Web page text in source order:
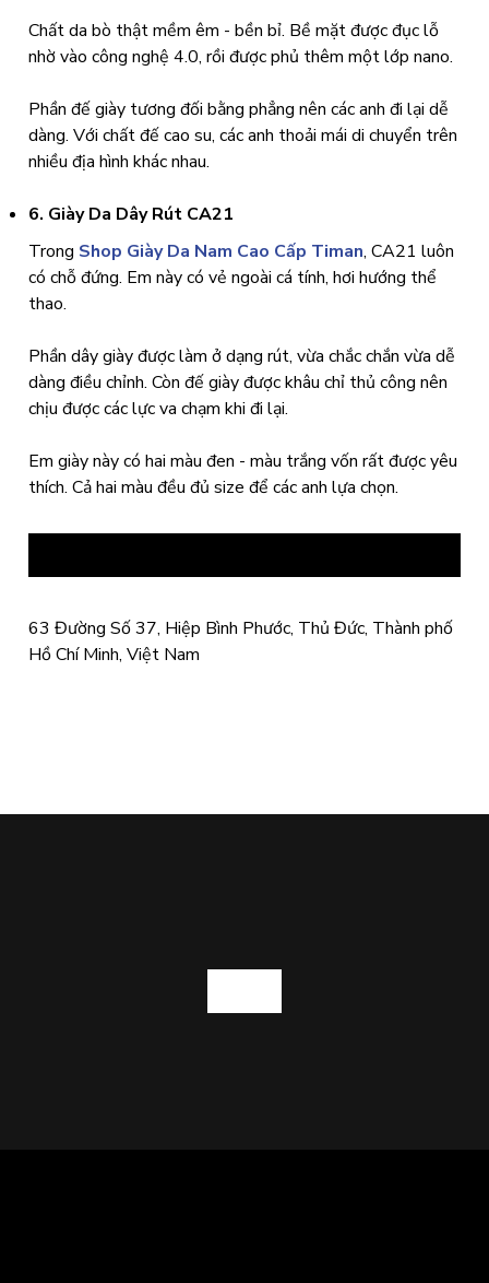
Chất da bò thật mềm êm - bền bỉ. Bề mặt được đục lỗ
nhờ vào công nghệ 4.0, rồi được phủ thêm một lớp nano.
Phần đế giày tương đối bằng phẳng nên các anh đi lại dễ
dàng. Với chất đế cao su, các anh thoải mái di chuyển trên
nhiều địa hình khác nhau.
6. Giày Da Dây Rút CA21
Trong Shop Giày Da Nam Cao Cấp Timan, CA21 luôn
có chỗ đứng. Em này có vẻ ngoài cá tính, hơi hướng thể
thao.
Phần dây giày được làm ở dạng rút, vừa chắc chắn vừa dễ
dàng điều chỉnh. Còn đế giày được khâu chỉ thủ công nên
chịu được các lực va chạm khi đi lại.
Em giày này có hai màu đen - màu trắng vốn rất được yêu
thích. Cả hai màu đều đủ size để các anh lựa chọn.
63 Đường Số 37, Hiệp Bình Phước, Thủ Đức, Thành phố
Hồ Chí Minh, Việt Nam